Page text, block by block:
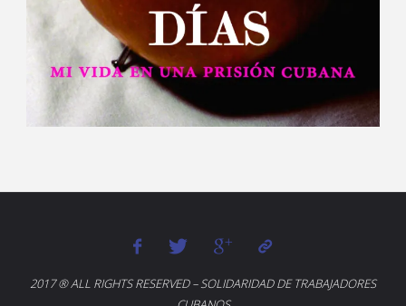
2017 ® ALL RIGHTS RESERVED – SOLIDARIDAD DE TRABAJADORES